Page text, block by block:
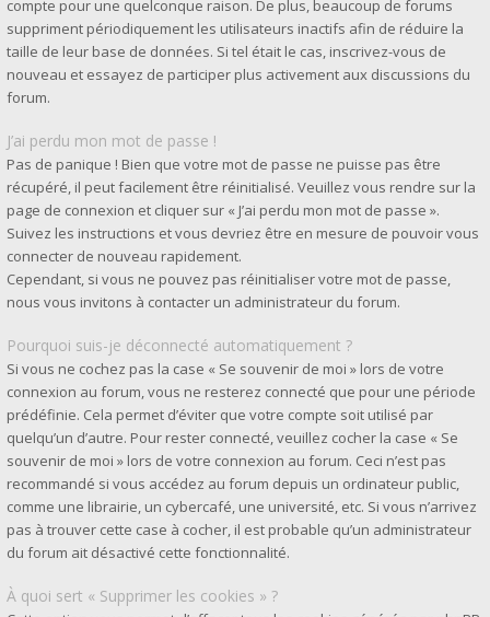
compte pour une quelconque raison. De plus, beaucoup de forums
suppriment périodiquement les utilisateurs inactifs afin de réduire la
taille de leur base de données. Si tel était le cas, inscrivez-vous de
nouveau et essayez de participer plus activement aux discussions du
forum.
J’ai perdu mon mot de passe !
Pas de panique ! Bien que votre mot de passe ne puisse pas être
récupéré, il peut facilement être réinitialisé. Veuillez vous rendre sur la
page de connexion et cliquer sur « J’ai perdu mon mot de passe ».
Suivez les instructions et vous devriez être en mesure de pouvoir vous
connecter de nouveau rapidement.
Cependant, si vous ne pouvez pas réinitialiser votre mot de passe,
nous vous invitons à contacter un administrateur du forum.
Pourquoi suis-je déconnecté automatiquement ?
Si vous ne cochez pas la case « Se souvenir de moi » lors de votre
connexion au forum, vous ne resterez connecté que pour une période
prédéfinie. Cela permet d’éviter que votre compte soit utilisé par
quelqu’un d’autre. Pour rester connecté, veuillez cocher la case « Se
souvenir de moi » lors de votre connexion au forum. Ceci n’est pas
recommandé si vous accédez au forum depuis un ordinateur public,
comme une librairie, un cybercafé, une université, etc. Si vous n’arrivez
pas à trouver cette case à cocher, il est probable qu’un administrateur
du forum ait désactivé cette fonctionnalité.
À quoi sert « Supprimer les cookies » ?